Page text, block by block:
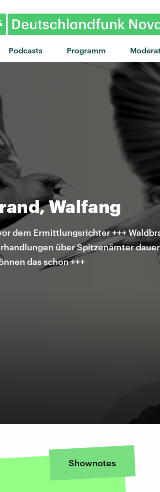
Podcasts Programm
"In The Morning"
Walfang
dem Ermittlungsrichter +++
über Spitzenämter
das schon +++
Shownotes